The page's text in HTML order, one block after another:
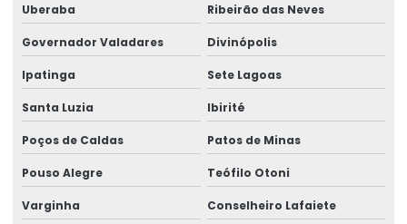
Uberaba Ribeirão das Neves
Governador Valadares Divinópolis
Ipatinga Sete Lagoas
Santa Luzia Ibirité
Poços de Caldas Patos de Minas
Pouso Alegre Teófilo Otoni
Varginha Conselheiro Lafaiete